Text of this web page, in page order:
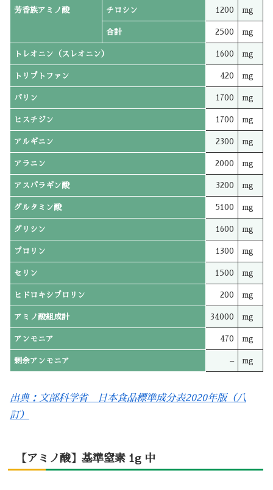
芳香族アミノ酸 チロシン 1200 mg
合計 2500 mg
トレオニン（スレオニン） 1600 mg
トリプトファン 420 mg
バリン 1700 mg
ヒスチジン 1700 mg
アルギニン 2300 mg
アラニン 2000 mg
アスパラギン酸 3200 mg
グルタミン酸 5100 mg
グリシン 1600 mg
プロリン 1300 mg
セリン 1500 mg
ヒドロキシプロリン 200 mg
アミノ酸組成計 34000 mg
アンモニア 470 mg
剰余アンモニア – mg
出典：文部科学省 日本食品標準成分表2020年版（八
訂）
【アミノ酸】基準窒素 1g 中